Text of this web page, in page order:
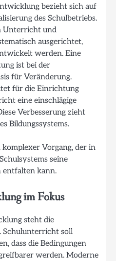
bezieht sich auf
des Schulbetriebs.
Unterricht und
ausgerichtet,
werden. Eine
ist bei der
für Veränderung.
für die Einrichtung
eine einschlägige
Verbesserung zieht
Bildungssystems.
Vorgang, der in
seine
kann.
im Fokus
steht die
soll
dass die Bedingungen
werden. Moderne